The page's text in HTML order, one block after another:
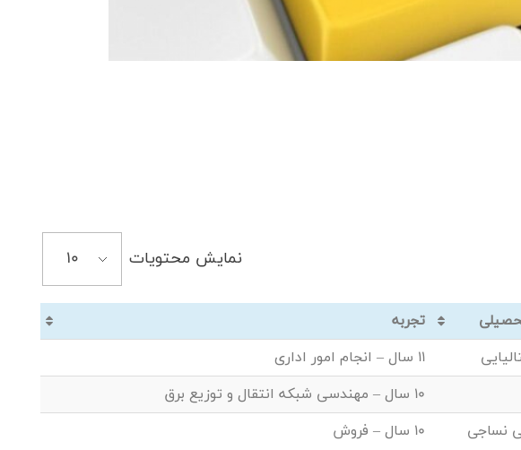
نمایش محتویات
تجربه
11 سال – انجام امور اداری
10 سال – مهندسی شبکه انتقال و توزیع برق
نساجی
10 سال – فروش